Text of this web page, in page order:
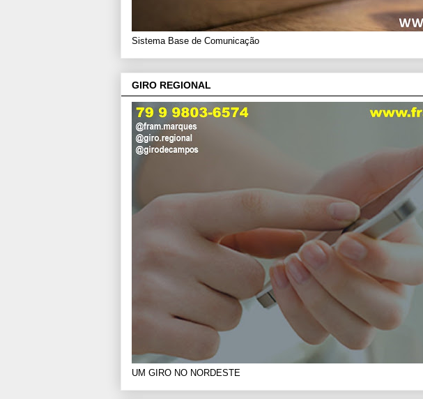
Sistema Base de Comunicação
GIRO REGIONAL
UM GIRO NO NORDESTE